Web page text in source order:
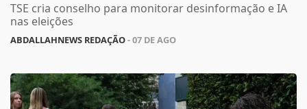
TSE cria conselho para monitorar desinformação e IA
nas eleições
ABDALLAHNEWS REDAÇÃO- 07 DE AGO